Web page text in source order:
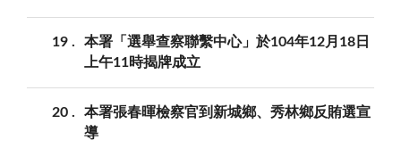
19
本署「選舉查察聯繫中心」於104年12月18日
上午11時揭牌成立
20
本署張春暉檢察官到新城鄉、秀林鄉反賄選宣
導